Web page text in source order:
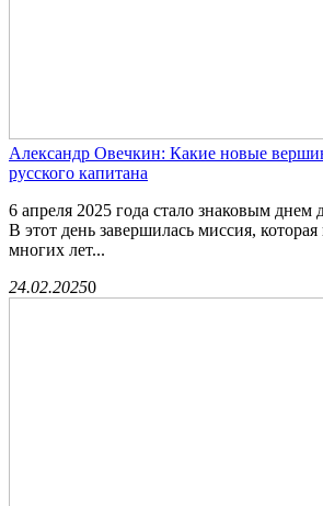
Александр Овечкин: Какие новые
русского капитана
6 апреля 2025 года стало знаковым днем
В этот день завершилась миссия,
многих лет...
24.02.20250